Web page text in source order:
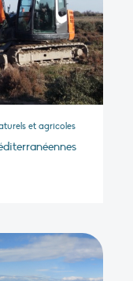
et agricoles